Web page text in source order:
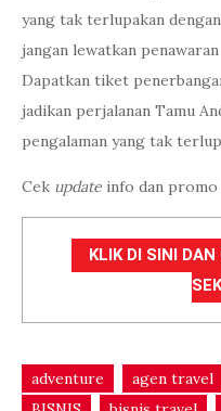
yang tak terlupakan
jangan lewatkan
Dapatkan tiket
jadikan perjalanan Tamu
pengalaman yang tak
Cek update info dan
KLIK DI SINI
adventure agen travel